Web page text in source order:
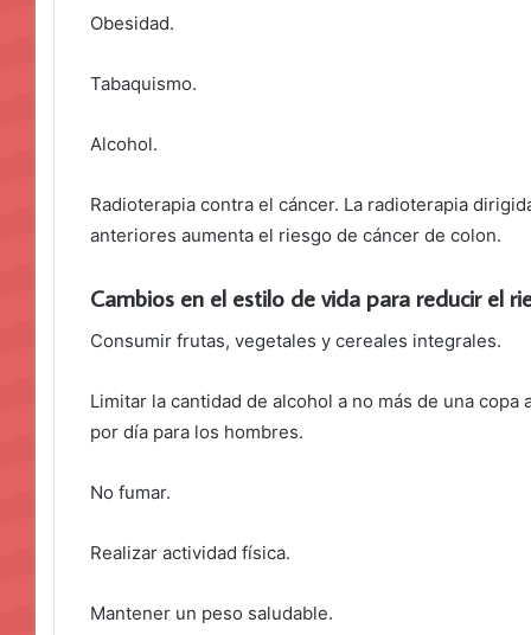
Obesidad.
Tabaquismo.
Alcohol.
Radioterapia contra el cáncer. La radioterapia
anteriores aumenta el riesgo de cáncer de colon.
Cambios en el estilo de vida para reducir el
Consumir frutas, vegetales y cereales integrales.
Limitar la cantidad de alcohol a no más de una
por día para los hombres.
No fumar.
Realizar actividad física.
Mantener un peso saludable.